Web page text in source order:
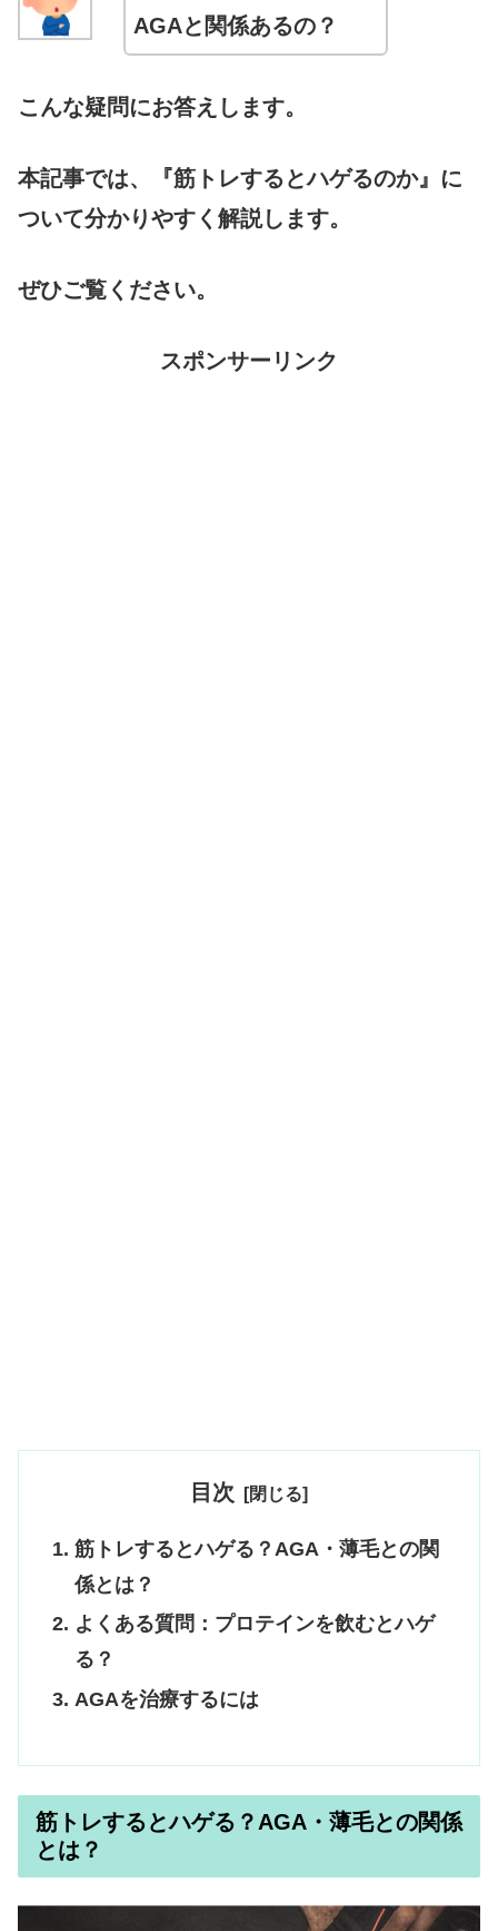
AGAと関係あるの？
こんな疑問にお答えします。
本記事では、『筋トレするとハゲるのか』に
ついて分かりやすく解説します。
ぜひご覧ください。
スポンサーリンク
目次
筋トレするとハゲる？AGA・薄毛との関
係とは？
よくある質問：プロテインを飲むとハゲ
る？
AGAを治療するには
筋トレするとハゲる？AGA・薄毛との関係
とは？